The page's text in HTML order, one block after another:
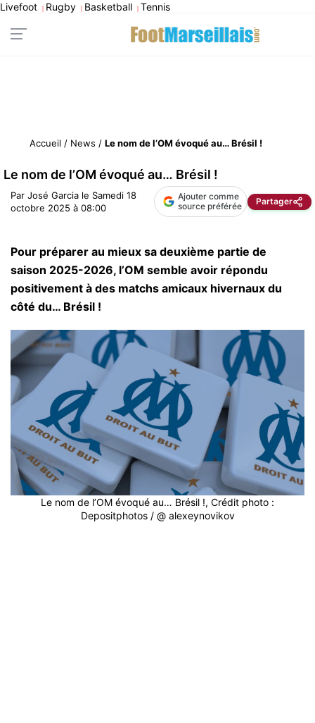
Livefoot | Rugby | Basketball | Tennis
Accueil / News / Le nom de l’OM évoqué au… Brésil !
Le nom de l’OM évoqué au… Brésil !
Par José Garcia le Samedi 18
octobre 2025 à 08:00
Ajouter comme
source préférée
Partager
Pour préparer au mieux sa deuxième partie de
saison 2025-2026, l’OM semble avoir répondu
positivement à des matchs amicaux hivernaux du
côté du… Brésil !
Le nom de l’OM évoqué au… Brésil !, Crédit photo :
Depositphotos / @ alexeynovikov